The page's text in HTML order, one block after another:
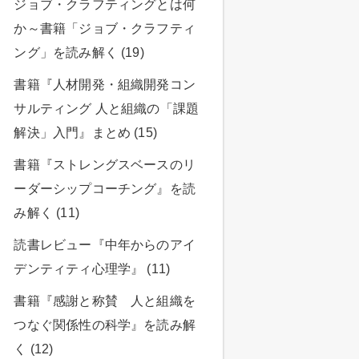
ジョブ・クラフティングとは何
か～書籍「ジョブ・クラフティ
ング」を読み解く (19)
書籍『人材開発・組織開発コン
サルティング 人と組織の「課題
解決」入門』まとめ (15)
書籍『ストレングスベースのリ
ーダーシップコーチング』を読
み解く (11)
読書レビュー『中年からのアイ
デンティティ心理学』 (11)
書籍『感謝と称賛 人と組織を
つなぐ関係性の科学』を読み解
く (12)